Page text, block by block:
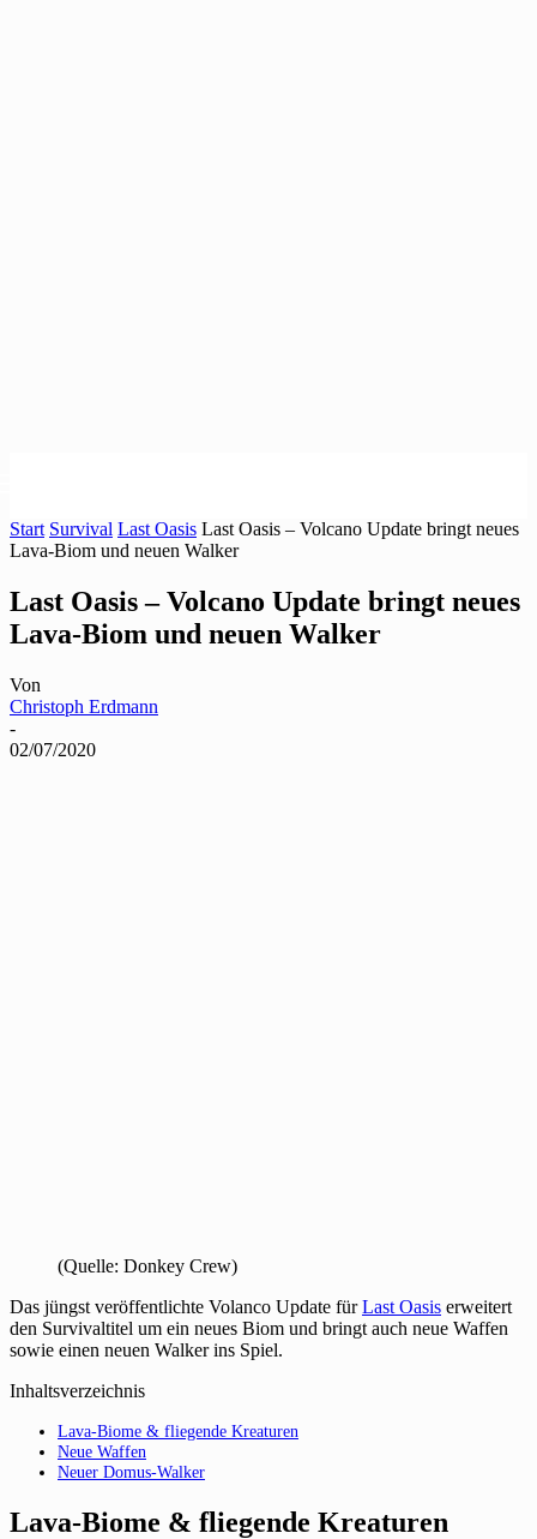
Start Survival Last Oasis Last Oasis – Volcano Update bringt neues
Lava-Biom und neuen Walker
Last Oasis – Volcano Update bringt neues
Lava-Biom und neuen Walker
Von
Christoph Erdmann
-
02/07/2020
(Quelle: Donkey Crew)
Das jüngst veröffentlichte Volanco Update fürLast Oasis erweitert
den Survivaltitel um ein neues Biom und bringt auch neue Waffen
sowie einen neuen Walker ins Spiel.
Inhaltsverzeichnis
Lava-Biome & fliegende Kreaturen
Neue Waffen
Neuer Domus-Walker
Lava-Biome & fliegende Kreaturen